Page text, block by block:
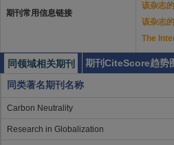
期刊常用信息链接
该杂志
该杂志
The
同领域相关期刊 期刊CiteScore趋势
同类著名期刊名称
Carbon Neutrality
Research in Globalization